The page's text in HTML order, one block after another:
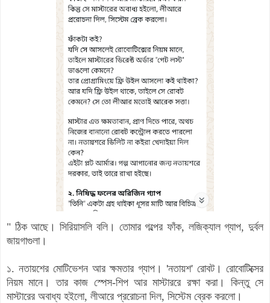
" ঠিক আছে। সিরিয়াসলি বলি। তোমার গল্পের ফাঁক, লজিক্যাল গ্যাপ, দুর্বল
জায়গাগুলা।
১. নতায়শের মোটিভেশন আর ক্ষমতার গ্যাপ। 'নতায়শ' রোবট। রোবোটিক্সের
নিয়ম মানে। তার কাজ স্পেস-শিপ আর মাস্টাররে রক্ষা করা। কিন্তু সে
মাস্টারের অবাধ্য হইলো, লীআরে প্ররোচনা দিল, সিস্টেম ব্রেক করলো।